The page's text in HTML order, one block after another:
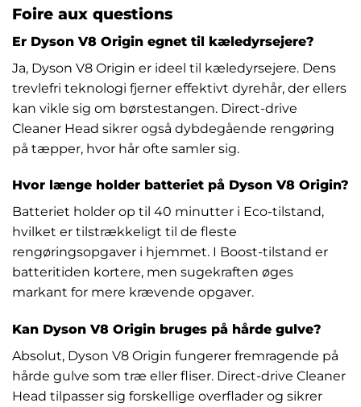
Foire aux questions
Er Dyson V8 Origin egnet til kæledyrsejere?
Ja, Dyson V8 Origin er ideel til kæledyrsejere. Dens
trevlefri teknologi fjerner effektivt dyrehår, der ellers
kan vikle sig om børstestangen. Direct-drive
Cleaner Head sikrer også dybdegående rengøring
på tæpper, hvor hår ofte samler sig.
Hvor længe holder batteriet på Dyson V8 Origin?
Batteriet holder op til 40 minutter i Eco-tilstand,
hvilket er tilstrækkeligt til de fleste
rengøringsopgaver i hjemmet. I Boost-tilstand er
batteritiden kortere, men sugekraften øges
markant for mere krævende opgaver.
Kan Dyson V8 Origin bruges på hårde gulve?
Absolut, Dyson V8 Origin fungerer fremragende på
hårde gulve som træ eller fliser. Direct-drive Cleaner
Head tilpasser sig forskellige overflader og sikrer